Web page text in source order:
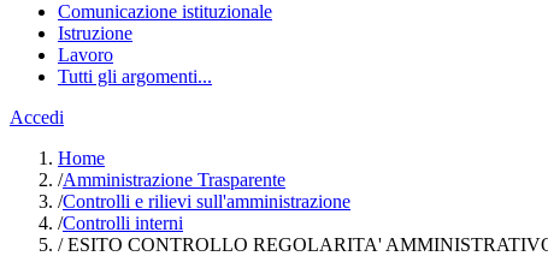
Comunicazione istituzionale
Istruzione
Lavoro
Tutti gli argomenti...
Accedi
Home
/Amministrazione Trasparente
/Controlli e rilievi sull'amministrazione
/Controlli interni
/ESITO CONTROLLO REGOLARITA'